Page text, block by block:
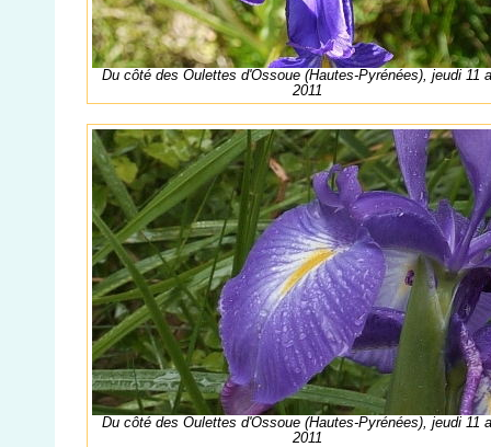
Du côté des Oulettes d'Ossoue (Hautes-Pyrénées), jeudi 11
2011
Du côté des Oulettes d'Ossoue (Hautes-Pyrénées), jeudi 11
2011